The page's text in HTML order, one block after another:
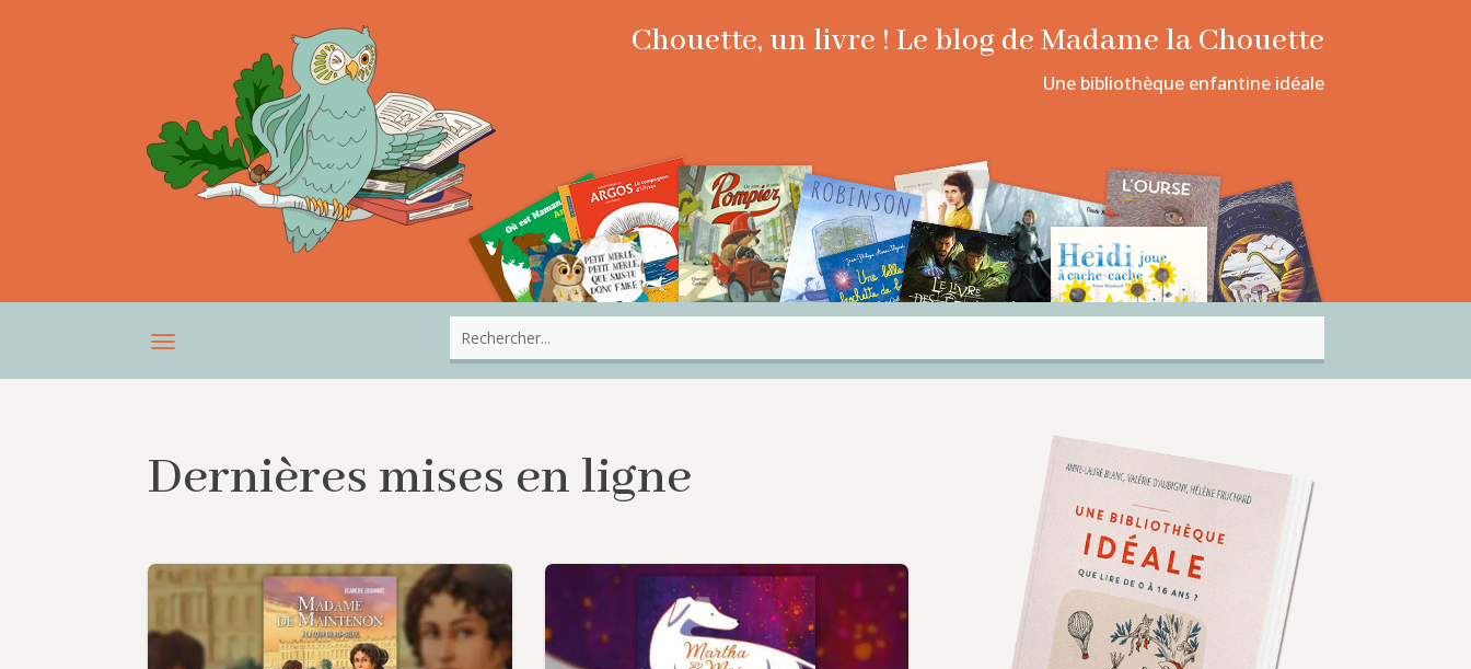
Chouette, un livre ! Le blog de Madame la Chouette
Une bibliothèque enfantine idéale
Dernières mises en ligne